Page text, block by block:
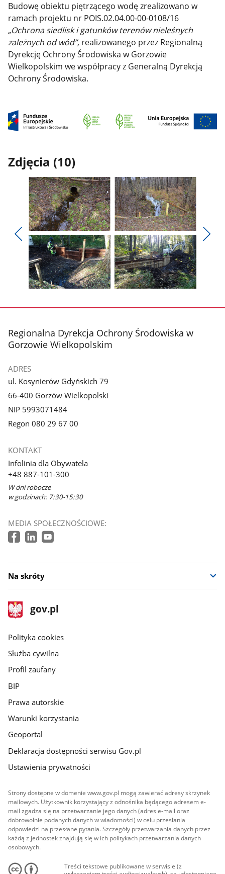
Budowę obiektu piętrzącego wodę zrealizowano w
ramach projektu nr POIS.02.04.00-00-0108/16
„Ochrona siedlisk i gatunków terenów nieleśnych
zależnych od wód”, realizowanego przez Regionalną
Dyrekcję Ochrony Środowiska w Gorzowie
Wielkopolskim we współpracy z Generalną Dyrekcją
Ochrony Środowiska.
Zdjęcia (10)
Pokaż
poprzednie
zdjęcia
Pokaż
zdjęcie
1
z
galerii.
Pokaż
zdjęcie
2
z
galerii.
zdjęcie
galerii.
zdjęcie
galerii.
stopka
Regionalna Dyrekcja Ochrony Środowiska w
Gorzowie Wielkopolskim
ADRES
ul. Kosynierów Gdyńskich 79
66-400 Gorzów Wielkopolski
NIP 5993071484
Regon 080 29 67 00
KONTAKT
Infolinia dla Obywatela
+48 887-101-300
W dni robocze
w godzinach: 7:30-15:30
MEDIA SPOŁECZNOŚCIOWE:
Na skróty
stopka
gov.pl
Strona
gov.pl
gov.pl
Polityka cookies
Służba cywilna
Profil zaufany
BIP
Prawa autorskie
Warunki korzystania
Geoportal
Deklaracja dostępności serwisu Gov.pl
Ustawienia prywatności
Strony dostępne w domenie www.gov.pl mogą zawierać adresy skrzynek
mailowych. Użytkownik korzystający z odnośnika będącego adresem e-
mail zgadza się na przetwarzanie jego danych (adres e-mail oraz
dobrowolnie podanych danych w wiadomości) w celu przesłania
odpowiedzi na przesłane pytania. Szczegóły przetwarzania danych przez
każdą z jednostek znajdują się w ich politykach przetwarzania danych
osobowych.
Treści tekstowe publikowane w serwisie (z